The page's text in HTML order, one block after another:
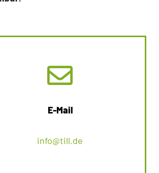
E-Mail
info@till.de